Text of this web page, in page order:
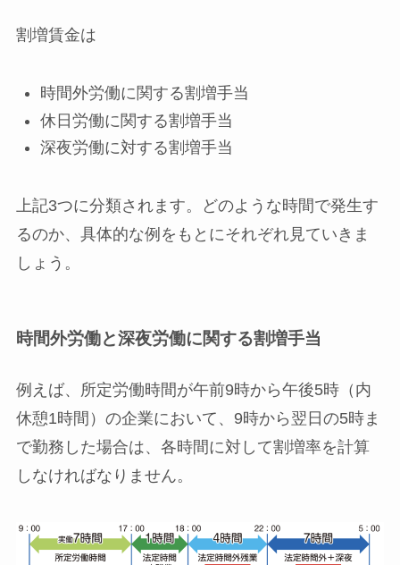
割増賃金は
時間外労働に関する割増手当
休日労働に関する割増手当
深夜労働に対する割増手当
上記3つに分類されます。どのような時間で発生す
るのか、具体的な例をもとにそれぞれ見ていきま
しょう。
時間外労働と深夜労働に関する割増手当
例えば、所定労働時間が午前9時から午後5時（内
休憩1時間）の企業において、9時から翌日の5時ま
で勤務した場合は、各時間に対して割増率を計算
しなければなりません。